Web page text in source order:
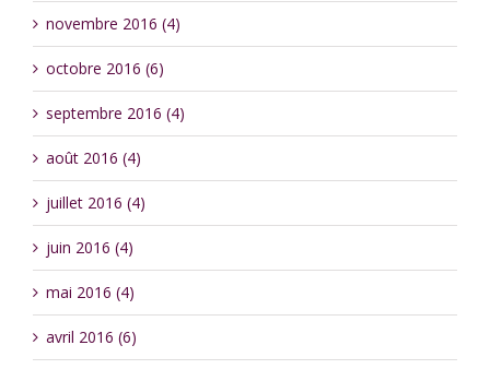
novembre 2016 (4)
octobre 2016 (6)
septembre 2016 (4)
août 2016 (4)
juillet 2016 (4)
juin 2016 (4)
mai 2016 (4)
avril 2016 (6)